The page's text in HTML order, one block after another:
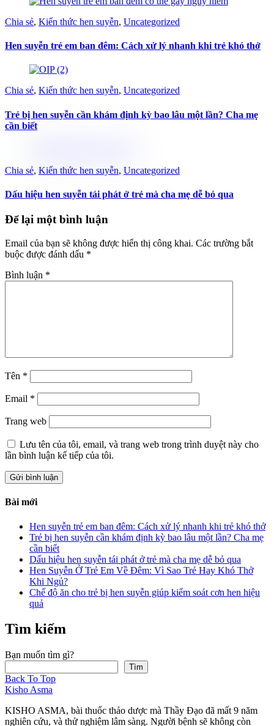
Chia sẻ, Kiến thức hen suyễn, Uncategorized
Hen suyễn trẻ em ban đêm: Cách xử lý nhanh khi trẻ khó thở
Chia sẻ, Kiến thức hen suyễn, Uncategorized
Trẻ bị hen suyễn cần khám định kỳ bao lâu một lần? Cha mẹ
cần biết
Chia sẻ, Kiến thức hen suyễn, Uncategorized
Dấu hiệu hen suyễn tái phát ở trẻ mà cha mẹ dễ bỏ qua
Để lại một bình luận
Email của bạn sẽ không được hiển thị công khai. Các trường bắt
buộc được đánh dấu *
Bình luận *
Tên *
Email *
Trang web
Lưu tên của tôi, email, và trang web trong trình duyệt này cho
lần bình luận kế tiếp của tôi.
Bài mới
Hen suyễn trẻ em ban đêm: Cách xử lý nhanh khi trẻ khó thở
Trẻ bị hen suyễn cần khám định kỳ bao lâu một lần? Cha mẹ
cần biết
Dấu hiệu hen suyễn tái phát ở trẻ mà cha mẹ dễ bỏ qua
Hen Suyễn Ở Trẻ Em Về Đêm: Vì Sao Trẻ Hay Khó Thở
Khi Ngủ?
Chế độ ăn cho trẻ bị hen suyễn giúp kiểm soát cơn hen hiệu
quả
Tìm kiếm
Bạn muốn tìm gì?
Tìm
Back To Top
Kisho Asma
KISHO ASMA, bài thuốc thảo dược mà Thầy Đạo đã mất 9 năm
nghiên cứu, và thử nghiệm lâm sàng. Người bệnh sẽ không còn